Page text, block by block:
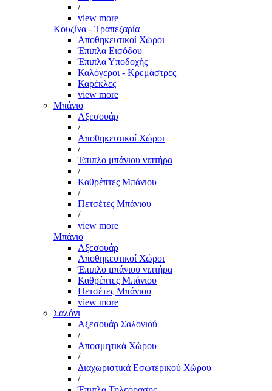
/
view more
Κουζίνα - Τραπεζαρία
Αποθηκευτικοί Χώροι
Έπιπλα Εισόδου
Έπιπλα Υποδοχής
Καλόγεροι - Κρεμάστρες
Καρέκλες
view more
Μπάνιο
Αξεσουάρ
/
Αποθηκευτικοί Χώροι
/
Έπιπλο μπάνιου νιπτήρα
/
Καθρέπτες Μπάνιου
/
Πετσέτες Μπάνιου
/
view more
Μπάνιο
Αξεσουάρ
Αποθηκευτικοί Χώροι
Έπιπλο μπάνιου νιπτήρα
Καθρέπτες Μπάνιου
Πετσέτες Μπάνιου
view more
Σαλόνι
Αξεσουάρ Σαλονιού
/
Αποσμητικά Χώρου
/
Διαχωριστικά Εσωτερικού Χώρου
/